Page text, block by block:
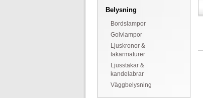
Belysning
Bordslampor
Golvlampor
Ljuskronor &
takarmaturer
Ljusstakar &
kandelabrar
Väggbelysning